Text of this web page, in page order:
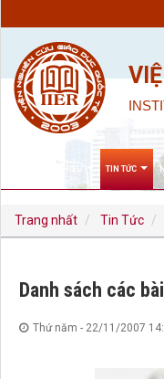
TIN TỨC
Trang nhất Tin Tức
Danh sách các
Thứ năm - 22/11/2007